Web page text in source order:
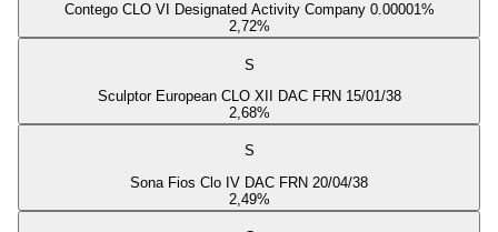
Contego CLO VI Designated Activity Company 0.00001%
2,72%
S
Sculptor European CLO XII DAC FRN 15/01/38
2,68%
S
Sona Fios Clo IV DAC FRN 20/04/38
2,49%